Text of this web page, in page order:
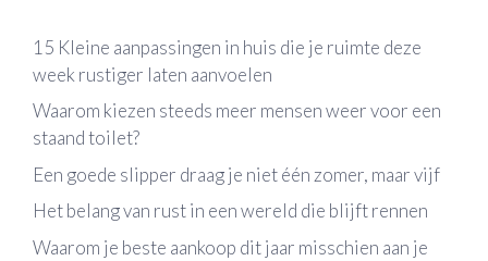
15 Kleine aanpassingen in huis die je ruimte deze
week rustiger laten aanvoelen
Waarom kiezen steeds meer mensen weer voor een
staand toilet?
Een goede slipper draag je niet één zomer, maar vijf
Het belang van rust in een wereld die blijft rennen
Waarom je beste aankoop dit jaar misschien aan je